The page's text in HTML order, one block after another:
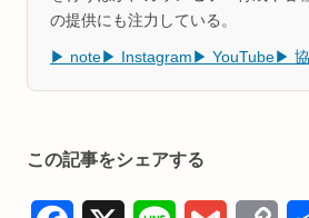
の提供にも注力している。
▶ note ▶ Instagram ▶ YouTube ▶
この記事をシェアする